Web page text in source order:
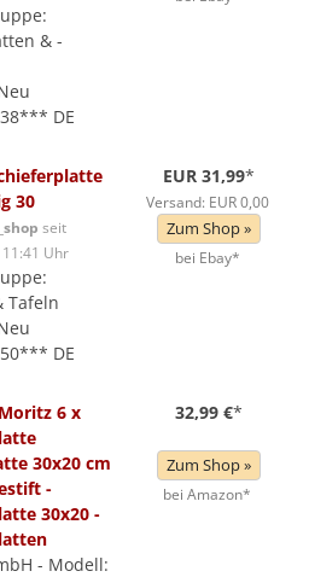
& -
DE
30
seit
Uhr
Tafeln
DE
EUR 31,99*
Versand: EUR 0,00
Zum Shop »
bei Ebay*
6 x
30x20 cm
-
30x20 -
- Modell:
32,99 €*
Zum Shop »
bei Amazon*